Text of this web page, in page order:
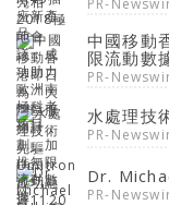
PR-
中國移動
限流動數
PR-
水處理技
PR-
Dr.
PR-